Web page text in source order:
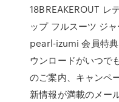
18BREAKEROUT レ
ップ フルスーツ ジ
pearl-izumi 会員特
ウンロードがいつで
のご案内、キャンペ
新情報が満載のメー